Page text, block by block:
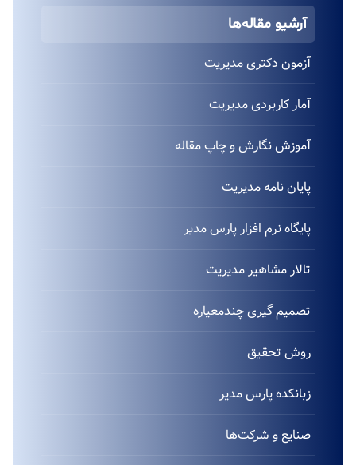
آرشیو مقاله‌ها
آزمون دکتری مدیریت
آمار کاربردی مدیریت
آموزش نگارش و چاپ مقاله
پایان نامه مدیریت
پایگاه نرم افزار پارس مدیر
تالار مشاهیر مدیریت
تصمیم گیری چندمعیاره
روش تحقیق
زبانکده پارس مدیر
صنایع و شرکت‌ها